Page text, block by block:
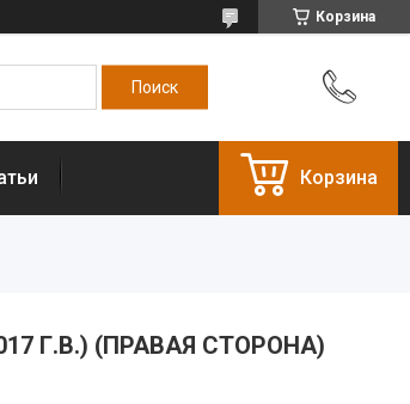
Корзина
Корзина
Г.В.) (ПРАВАЯ СТОРОНА)